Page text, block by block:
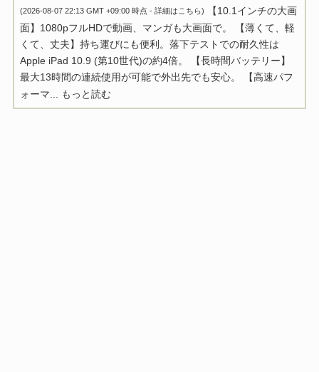
(2026-08-07 22:13 GMT +09:00 時点 - 詳細はこちら)
【10.1インチの大画
面】1080pフルHDで動画、マンガも大画面で。 【薄くて、軽
くて、丈夫】持ち運びにも便利。落下テストでの耐久性は
Apple iPad 10.9 (第10世代)の約4倍。 【長時間バッテリー】
最大13時間の連続使用が可能で外出先でも安心。 【高速パフ
ォーマ...
もっと読む